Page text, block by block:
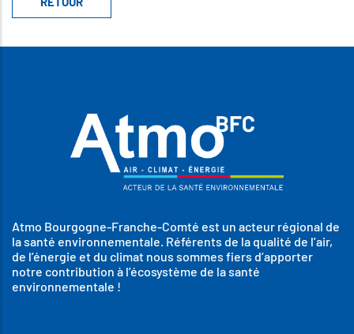
Atmo Bourgogne-Franche-Comté est un acteur régional de
la santé environnementale. Référents de la qualité de l’air,
de l’énergie et du climat nous sommes fiers d’apporter
notre contribution à l’écosystème de la santé
environnementale !